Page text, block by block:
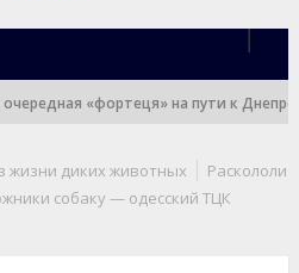
«фортеця» на пути к
жизни диких животных
Раскололи
собаку — одесский ТЦК